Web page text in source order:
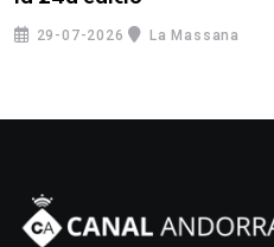
29-07-2026 La Massana